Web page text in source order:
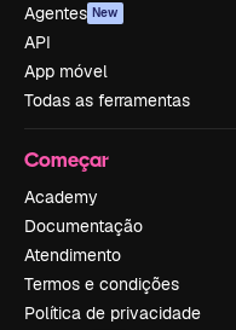
Agentes New
API
App móvel
Todas as ferramentas
Começar
Academy
Documentação
Atendimento
Termos e condições
Política de privacidade